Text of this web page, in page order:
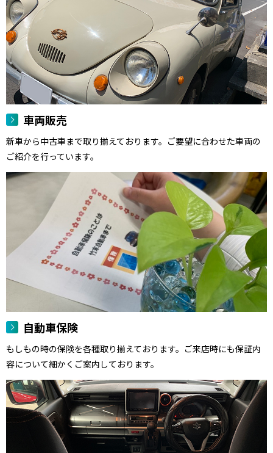
車両販売
新車から中古車まで取り揃えております。ご要望に合わせた車両の
ご紹介を行っています。
自動車保険
もしもの時の保険を各種取り揃えております。ご来店時にも保証内
容について細かくご案内しております。